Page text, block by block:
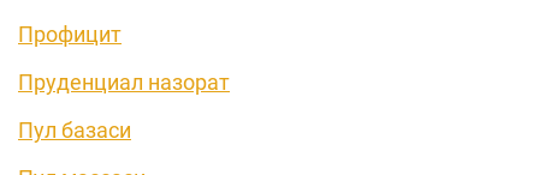
Профицит
Пруденциал назорат
Пул базаси